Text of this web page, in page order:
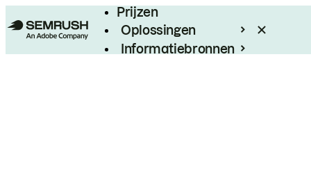
Prijzen
Oplossingen
Informatiebronnen